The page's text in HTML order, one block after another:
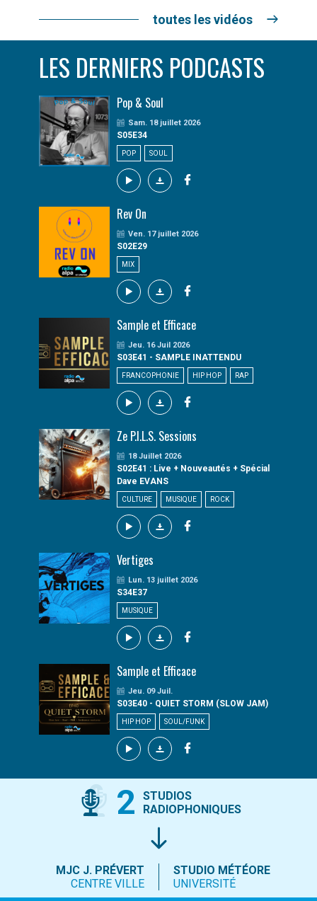
toutes les vidéos
LES DERNIERS PODCASTS
Pop & Soul
Sam. 18 juillet 2026
S05E34
POP SOUL
Rev On
Ven. 17 juillet 2026
S02E29
MIX
Sample et Efficace
Jeu. 16 Juil 2026
S03E41 - SAMPLE INATTENDU
FRANCOPHONIE HIP HOP RAP
Ze P.I.L.S. Sessions
18 Juillet 2026
S02E41 : Live + Nouveautés + Spécial
Dave EVANS
CULTURE MUSIQUE ROCK
Vertiges
Lun. 13 juillet 2026
S34E37
MUSIQUE
Sample et Efficace
Jeu. 09 Juil.
S03E40 - QUIET STORM (SLOW JAM)
HIP HOP SOUL/FUNK
2
STUDIOS
RADIOPHONIQUES
MJC J. PRÉVERT
CENTRE VILLE
STUDIO MÉTÉORE
UNIVERSITÉ